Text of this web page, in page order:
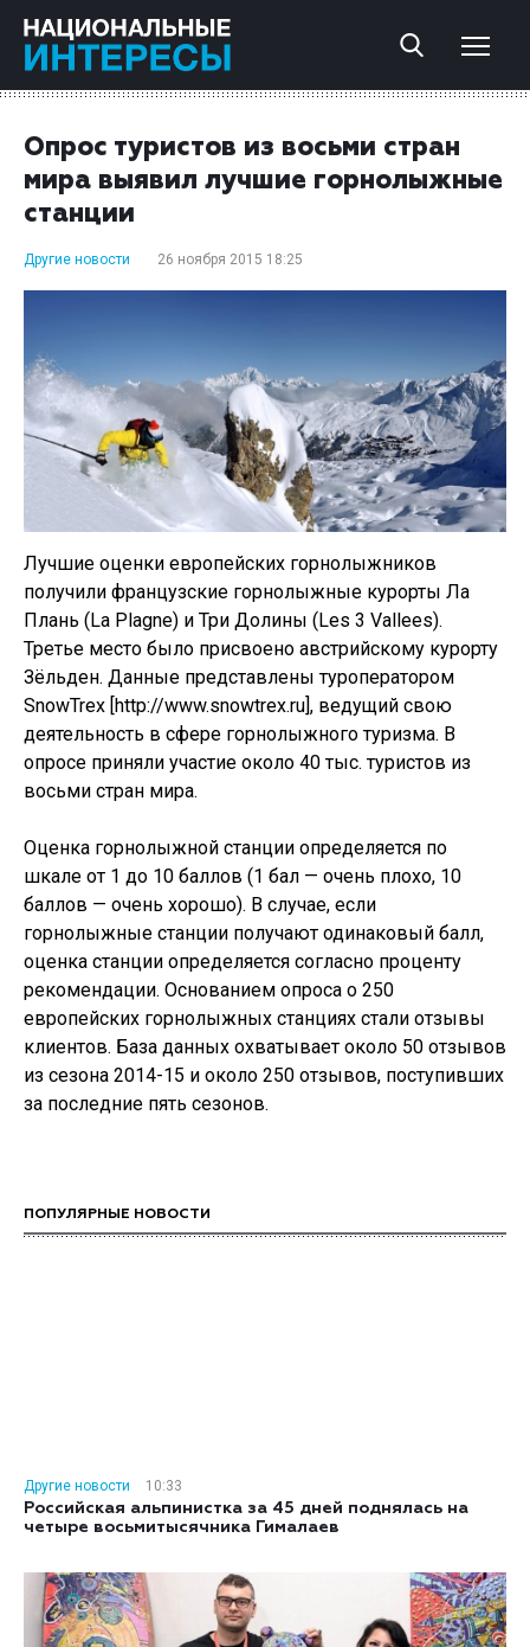
Опрос туристов из восьми стран
мира выявил лучшие горнолыжные
станции
Другие новости 26 ноября 2015 18:25
Лучшие оценки европейских горнолыжников
получили французские горнолыжные курорты Ла
Плань (La Plagne) и Три Долины (Les 3 Vallees).
Третье место было присвоено австрийскому курорту
Зёльден. Данные представлены туроператором
SnowTrex [http://www.snowtrex.ru], ведущий свою
деятельность в сфере горнолыжного туризма. В
опросе приняли участие около 40 тыс. туристов из
восьми стран мира.
Оценка горнолыжной станции определяется по
шкале от 1 до 10 баллов (1 бал — очень плохо, 10
баллов — очень хорошо). В случае, если
горнолыжные станции получают одинаковый балл,
оценка станции определяется согласно проценту
рекомендации. Основанием опроса о 250
европейских горнолыжных станциях стали отзывы
клиентов. База данных охватывает около 50 отзывов
из сезона 2014-15 и около 250 отзывов, поступивших
за последние пять сезонов.
ПОПУЛЯРНЫЕ НОВОСТИ
Другие новости
10:33
Российская альпинистка за 45 дней поднялась на
четыре восьмитысячника Гималаев